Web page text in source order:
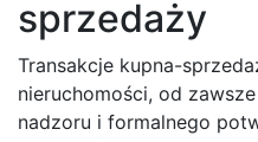
sprzedaży
Transakcje kupna-
nieruchomości, od
nadzoru i formalnego